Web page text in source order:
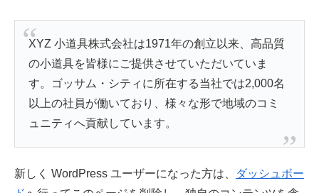
XYZ 小道具株式会社は1971年の創立以来、高品質
の小道具を皆様にご提供させていただいていま
す。ゴッサム・シティに所在する当社では2,000名
以上の社員が働いており、様々な形で地域のコミ
ュニティへ貢献しています。
新しく WordPress ユーザーになった方は、
ダッシュボー